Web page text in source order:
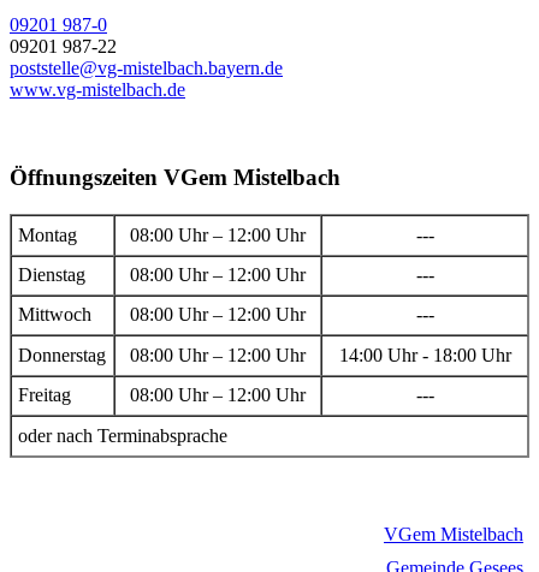
09201 987-0
09201 987-22
poststelle@vg-mistelbach.bayern.de
www.vg-mistelbach.de
Öffnungszeiten VGem Mistelbach
Montag 08:00 Uhr – 12:00 Uhr
---
Dienstag
08:00 Uhr – 12:00 Uhr
---
Mittwoch
08:00 Uhr – 12:00 Uhr
---
Donnerstag
08:00 Uhr – 12:00 Uhr
14:00 Uhr - 18:00 Uhr
Freitag
08:00 Uhr – 12:00 Uhr
---
oder nach Terminabsprache
VGem Mistelbach
Gemeinde Gesees